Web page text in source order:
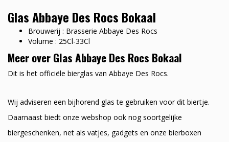
Glas Abbaye Des Rocs Bokaal
Brouwerij : Brasserie Abbaye Des Rocs
Volume : 25Cl-33Cl
Meer over Glas Abbaye Des Rocs Bokaal
Dit is het officiële bierglas van Abbaye Des Rocs.
Wij adviseren een bijhorend glas te gebruiken voor dit biertje.
Daarnaast biedt onze webshop ook nog soortgelijke
biergeschenken, net als vatjes, gadgets en onze bierboxen